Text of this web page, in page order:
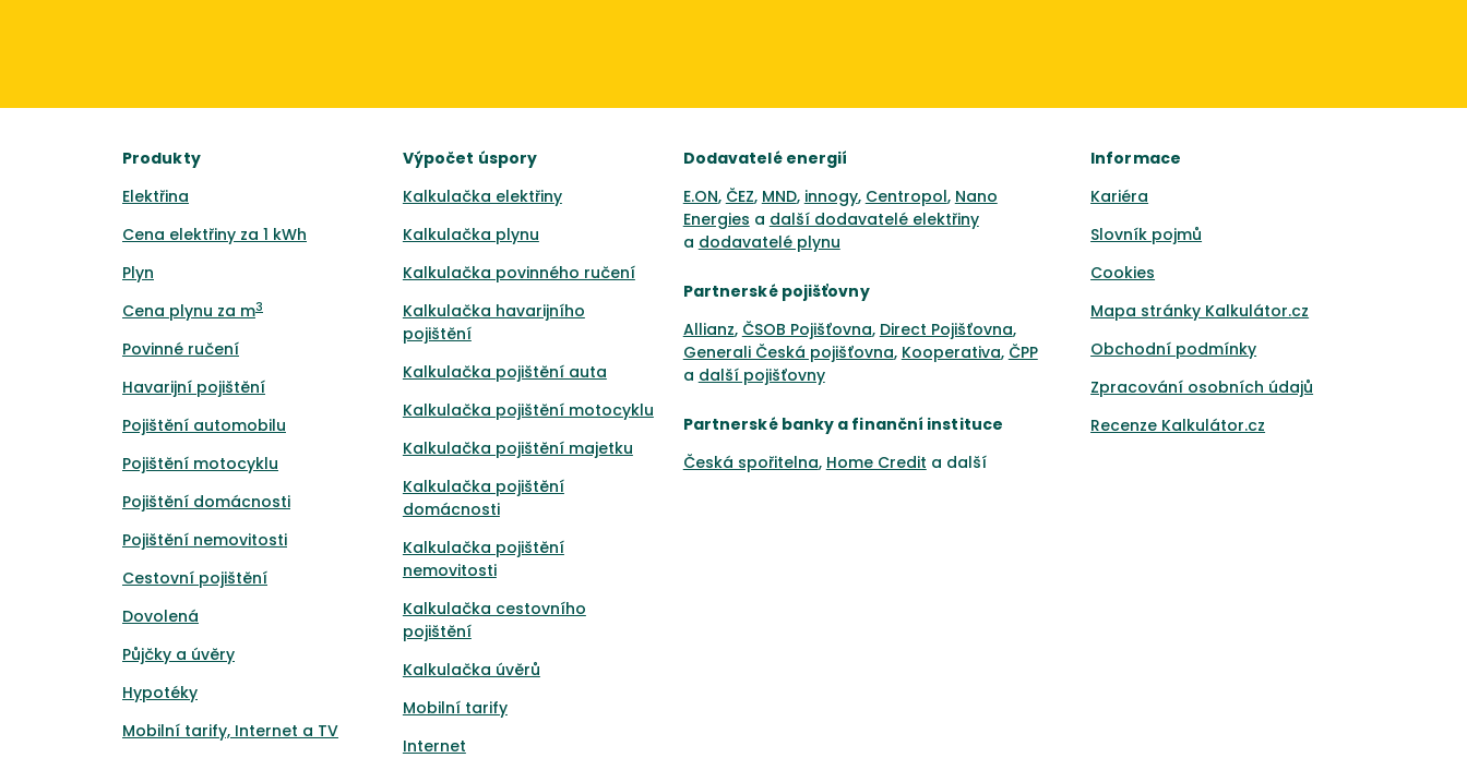
Produkty
Elektřina
Cena elektřiny za 1 kWh
Plyn
Cena plynu za m3
Povinné ručení
Havarijní pojištění
Pojištění automobilu
Pojištění motocyklu
Pojištění domácnosti
Pojištění nemovitosti
Cestovní pojištění
Dovolená
Půjčky a úvěry
Hypotéky
Mobilní tarify, Internet a TV
Výpočet úspory
Kalkulačka elektřiny
Kalkulačka plynu
Kalkulačka povinného ručení
Kalkulačka havarijního
pojištění
Kalkulačka pojištění auta
Kalkulačka pojištění motocyklu
Kalkulačka pojištění majetku
Kalkulačka pojištění
domácnosti
Kalkulačka pojištění
nemovitosti
Kalkulačka cestovního
pojištění
Kalkulačka úvěrů
Mobilní tarify
Internet
Dodavatelé energií
E.ON, ČEZ, MND, innogy, Centropol, Nano
Energies a další dodavatelé elektřiny
a dodavatelé plynu
Partnerské pojišťovny
Allianz, ČSOB Pojišťovna, Direct Pojišťovna,
Generali Česká pojišťovna, Kooperativa, ČPP
a další pojišťovny
Partnerské banky a finanční instituce
Česká spořitelna, Home Credit a další
Informace
Kariéra
Slovník pojmů
Cookies
Mapa stránky Kalkulátor.cz
Obchodní podmínky
Zpracování osobních údajů
Recenze Kalkulátor.cz